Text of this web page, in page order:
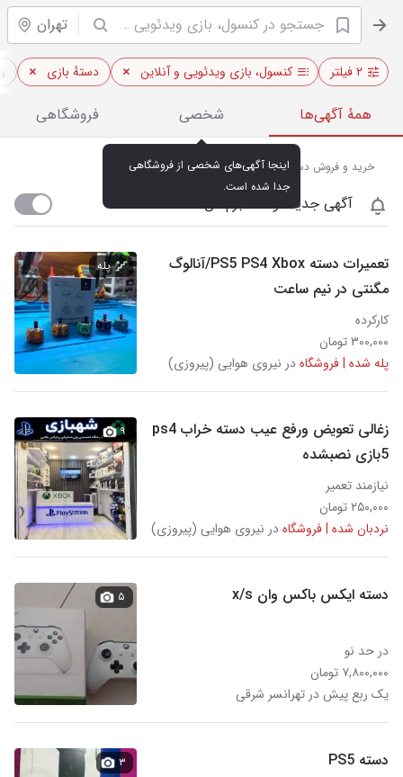
تهران
۲ فیلتر کنسول، بازی ویدئویی و آنلاین دستهٔ بازی
همهٔ آگهی‌ها شخصی فروشگاهی
جدا شده است.
خرید و فروش دستهٔ بازی نو و دست دوم در تهران
آگهی جدید اومد خبرم کن
تعمیرات دسته PS5 PS4 Xbox/آنالوگ
مگنتی در نیم ساعت
کارکرده
۳۰۰,۰۰۰ تومان
پله شده | فروشگاهدر نیروی هوایی (پیروزی)
پله
زغالی تعویض ورفع عیب دسته خراب ps4
5بازی نصبشده
نیازمند تعمیر
۲۵۰,۰۰۰ تومان
نردبان شده | فروشگاهدر نیروی هوایی (پیروزی)
۹
دسته ایکس باکس وان x/s
در حد نو
۷,۸۰۰,۰۰۰ تومان
یک ربع پیش در تهرانسر شرقی
۵
دسته PS5 ۳